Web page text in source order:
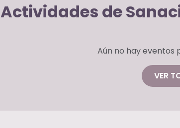
Actividades de
Aún no hay eventos
VER